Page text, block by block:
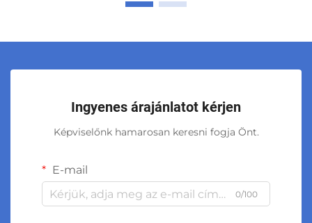
Ingyenes árajánlatot kérjen
Képviselőnk hamarosan keresni fogja Önt.
E-mail
0/100